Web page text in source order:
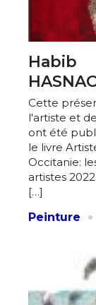
Habib
Cette
l'artiste et
ont été
le livre
Occitanie:
artistes
[…]
Peinture
·